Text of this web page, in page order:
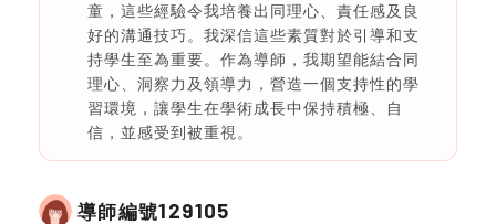
童，這些經驗令我培養出同理心、責任感及良
好的溝通技巧。我深信這些素質對於引導和支
持學生至為重要。作為導師，我期望能結合同
理心、洞察力及領導力，營造一個支持性的學
習環境，讓學生在學術成長中保持積極、自
信，並感受到被重視。
導師編號129105